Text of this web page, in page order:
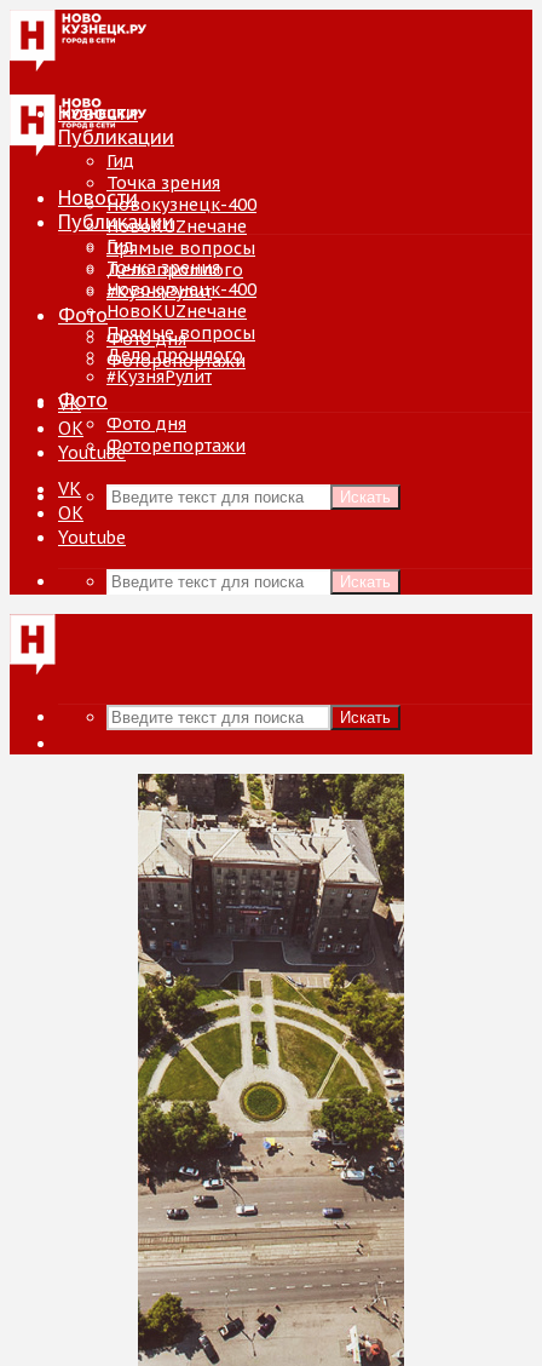
Новости
Публикации
Гид
Точка зрения
Новокузнецк-400
НовоKUZнечане
Прямые вопросы
Дело прошлого
#КузняРулит
Фото
Фото дня
Фоторепортажи
VK
ОК
Youtube
Искать
Новости
Публикации
Гид
Точка зрения
Новокузнецк-400
НовоKUZнечане
Прямые вопросы
Дело прошлого
#КузняРулит
Фото
Фото дня
Фоторепортажи
VK
ОК
Youtube
Искать
Искать